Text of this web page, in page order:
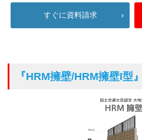
すぐに資料請求
『HRM擁壁/HRM擁壁I型』